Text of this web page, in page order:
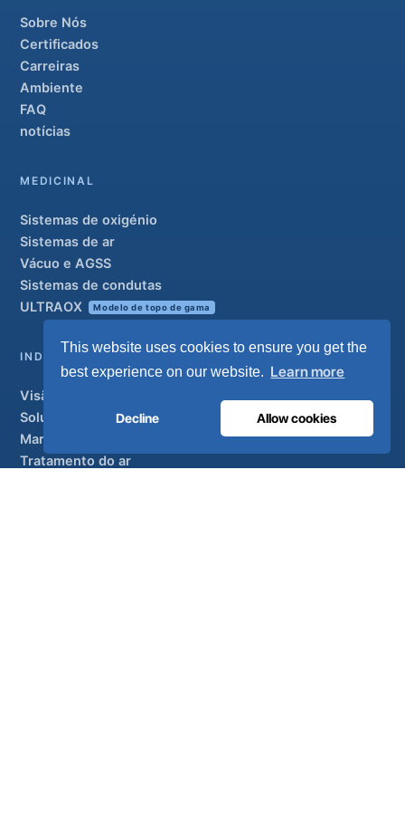
This website uses cookies to ensure you get the
best experience on our website. Learn more
Decline Allow cookies
Sobre Nós
Certificados
Carreiras
Ambiente
FAQ
notícias
MEDICINAL
Sistemas de oxigénio
Sistemas de ar
Vácuo e AGSS
Sistemas de condutas
ULTRAOX
Modelo de topo de gama
INDUSTRIAL
Visão geral
Soluções
Marcas parceiras
Tratamento do ar